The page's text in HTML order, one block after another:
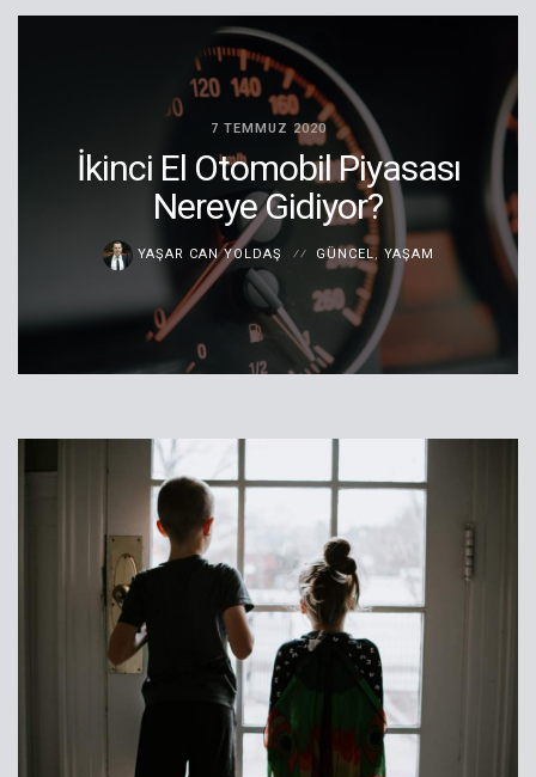
7 TEMMUZ 2020
İkinci El Otomobil Piyasası
Nereye Gidiyor?
YAŞAR CAN YOLDAŞ GÜNCEL, YAŞAM